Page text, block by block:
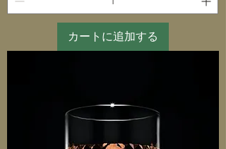
カートに追加する